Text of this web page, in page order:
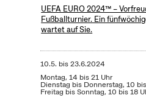
UEFA EURO 2024™ –
Fußballturnier. Ein
wartet auf Sie.
10.5. bis23.6.2024
Montag, 14 bis 21 Uhr
Dienstag bis Donnerstag, 10
Freitag bis Sonntag, 10 bis 18